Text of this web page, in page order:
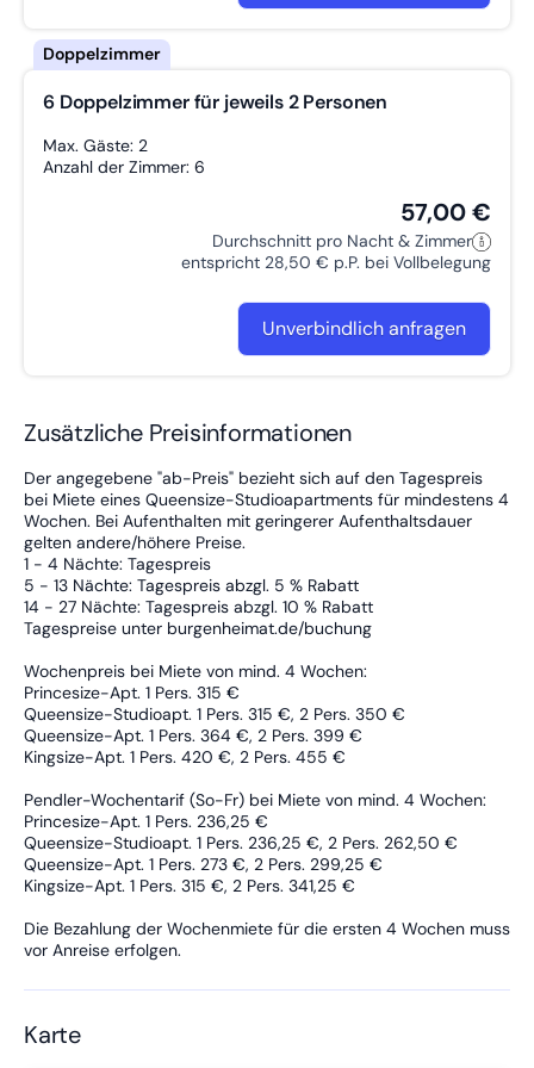
- Schreibtisch mit Leuchte und USB-Port
- LAN-Anschluss am Schreibtisch
Küche:
- 4-Platten-Cerankochfeld
- Mikrowelle mit Grillfunktion
- Kühlschrank mit Gefrierfach
- Spülmaschine
- Senseo Switch für Filter und Pads
- Spüllappen und Geschirrtuch
- Esstisch mit bequemen Stühlen
- WLAN
- Gästeticket für den ÖPNV des VRM (bei Aufenthalt unter 1
- 1 x wöchentlich (freitags) Reinigung mit Wechsel der
Bettwäsche und Handtücher
gegen Gebühr:
- Waschmaschine, Trockner
Frühstück möglich im AKZENT Hotel Roter Ochse nebenan zum
Preis von 18 € pro Person pro Nacht. Wir empfehlen das
(Mittwoch und Sonntag Ruhetag).
6 Doppelzimmer für jeweils 2 Personen
Max. Gäste: 2
Anzahl der Zimmer: 6
57,00 €
Durchschnitt pro Nacht & Zimmer
entspricht 28,50 € p.P. bei Vollbelegung
Unverbindlich anfragen
Zusätzliche Preisinformationen
Der angegebene "ab-Preis" bezieht sich auf den Tagespreis
bei Miete eines Queensize-Studioapartments für mindestens 4
Wochen. Bei Aufenthalten mit geringerer Aufenthaltsdauer
gelten andere/höhere Preise.
1 - 4 Nächte: Tagespreis
5 - 13 Nächte: Tagespreis abzgl. 5 % Rabatt
14 - 27 Nächte: Tagespreis abzgl. 10 % Rabatt
Tagespreise unter burgenheimat.de/buchung
Wochenpreis bei Miete von mind. 4 Wochen:
Princesize-Apt. 1 Pers. 315 €
Queensize-Studioapt. 1 Pers. 315 €, 2 Pers. 350 €
Queensize-Apt. 1 Pers. 364 €, 2 Pers. 399 €
Kingsize-Apt. 1 Pers. 420 €, 2 Pers. 455 €
Pendler-Wochentarif (So-Fr) bei Miete von mind. 4 Wochen:
Princesize-Apt. 1 Pers. 236,25 €
Queensize-Studioapt. 1 Pers. 236,25 €, 2 Pers. 262,50 €
Queensize-Apt. 1 Pers. 273 €, 2 Pers. 299,25 €
Kingsize-Apt. 1 Pers. 315 €, 2 Pers. 341,25 €
Die Bezahlung der Wochenmiete für die ersten 4 Wochen muss
vor Anreise erfolgen.
Karte